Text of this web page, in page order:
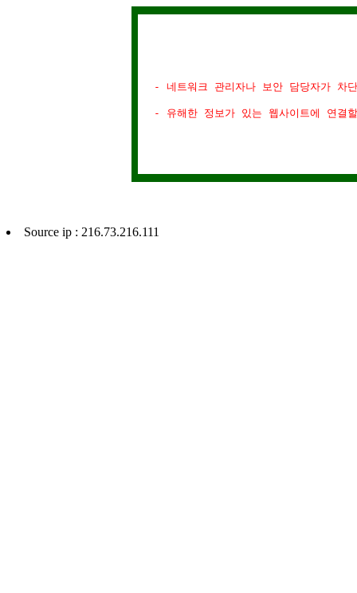
- 네트워크 관리자나 보안 담당자가 차
- 유해한 정보가 있는 웹사이트에 연결
Source ip : 216.73.216.111